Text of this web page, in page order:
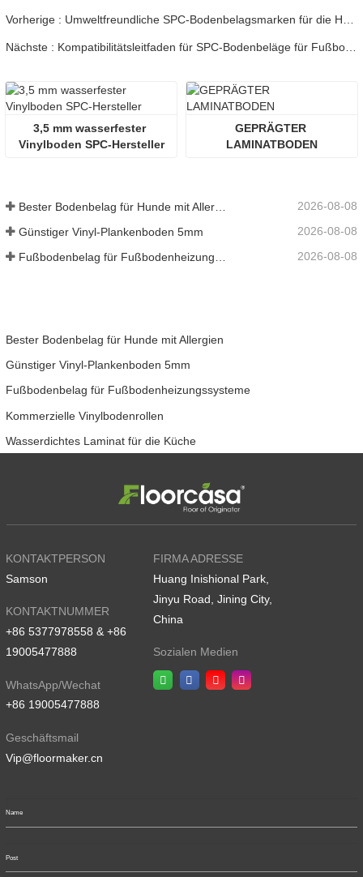
3,5 mm wasserfester
Vinylboden SPC-Hersteller
GEPRÄGTER
LAMINATBODEN
2026-08-08
Günstiger Vinyl-Plankenboden 5mm 2026-08-08
Fußbodenbelag für Fußbodenheizungssysteme 2026-08-08
Bester Bodenbelag für Hunde mit Allergien
Günstiger Vinyl-Plankenboden 5mm
Fußbodenbelag für Fußbodenheizungssysteme
Kommerzielle Vinylbodenrollen
Wasserdichtes Laminat für die Küche
KONTAKTPERSON
Samson
KONTAKTNUMMER
+86 5377978558 & +86
19005477888
WhatsApp/Wechat
+86 19005477888
Geschäftsmail
Vip@floormaker.cn
FIRMA ADRESSE
Huang Inishional Park,
Jinyu Road, Jining City,
China
Sozialen Medien